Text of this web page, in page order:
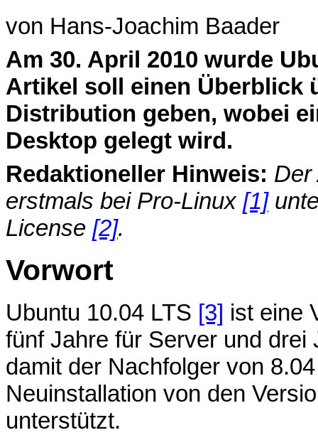
von Hans-Joachim Baader
Am 30. April 2010 wurde
Artikel soll einen Überblick
Distribution geben, wobei
Desktop gelegt wird.
Redaktioneller Hinweis: Der
erstmals bei Pro-Linux [1]
License [2].
Vorwort
Ubuntu 10.04 LTS [3] ist eine
fünf Jahre für Server und
damit der Nachfolger von
Neuinstallation von den
unterstützt.